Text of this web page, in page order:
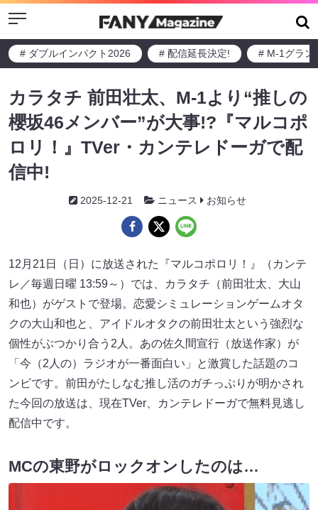
Menu
# ダブルインパクト2026 # 配信延長決定! # M-1グラン
カラタチ 前田壮太、M-1より“推しの
櫻坂46メンバー”が大事!?『マルコポ
ロリ！』TVer・カンテレドーガで配
信中!
2025-12-21 ニュース お知らせ
12月21日（日）に放送された『マルコポロリ！』（カンテ
レ／毎週日曜 13:59～）では、カラタチ（前田壮太、大山
和也）がゲストで登場。恋愛シミュレーションゲームオタ
クの大山和也と、アイドルオタクの前田壮太という強烈な
個性がぶつかり合う2人。あの佐久間宣行（放送作家）が
「今（2人の）ラジオが一番面白い」と激賞した話題のコ
ンビです。前田がたしなむ推し活のガチっぷりが明かされ
た今回の放送は、現在TVer、カンテレドーガで無料見逃し
配信中です。
MCの東野がロックオンしたのは…